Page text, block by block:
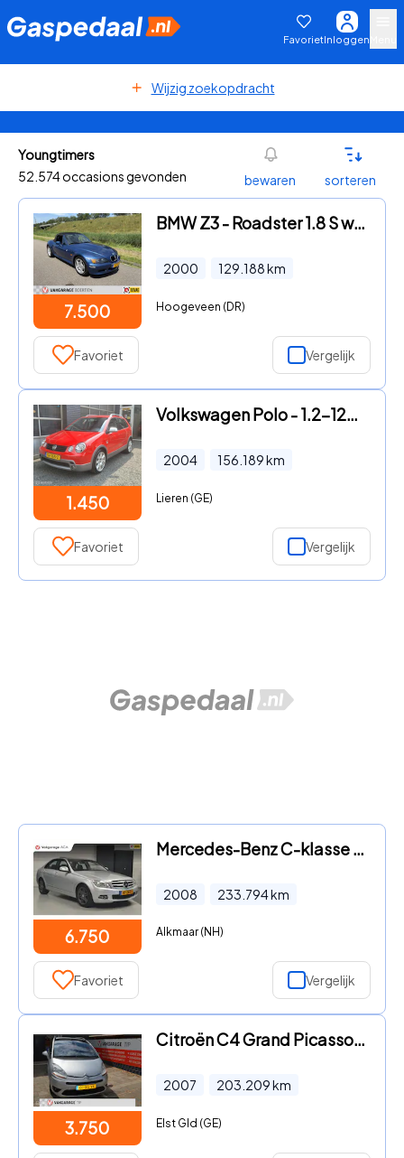
FavorietInloggen
Wijzig zoekopdracht
Youngtimers
52.574 occasions gevonden
bewaren sorteren
7.500
BMW Z3 - Roadster 1.8 S widebody
2000 129.188km
Hoogeveen (DR)
Favoriet Vergelijk
1.450
Volkswagen Polo - 1.2-12V Highline | AIRCO | 156.000KM | APK |
2004 156.189km
Lieren (GE)
Favoriet Vergelijk
6.750
Mercedes-Benz C-klasse - 180 K Avantgarde // PANO // TREKHAAK // NAVI // CLIMA // CRU
2008 233.794km
Alkmaar (NH)
Favoriet Vergelijk
3.750
Citroën C4 Grand Picasso - 2.0-16V Ambiance LPG-G3 7p.
2007 203.209km
Elst Gld (GE)